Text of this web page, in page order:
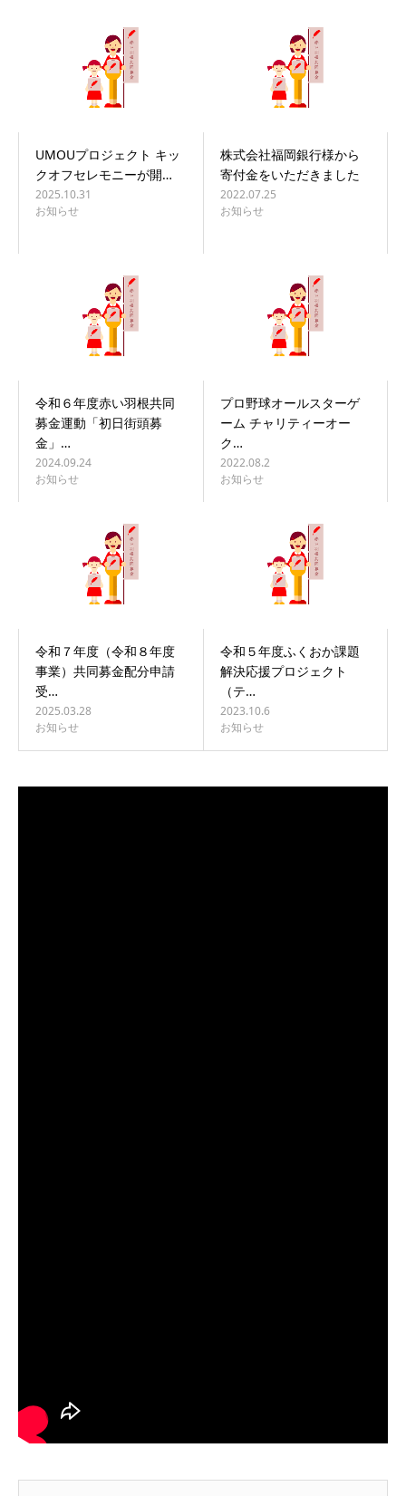
UMOUプロジェクト キッ
クオフセレモニーが開…
2025.10.31
お知らせ
株式会社福岡銀行様から
寄付金をいただきました
2022.07.25
お知らせ
令和６年度赤い羽根共同
募金運動「初日街頭募
金」…
2024.09.24
お知らせ
プロ野球オールスターゲ
ーム チャリティーオー
ク…
2022.08.2
お知らせ
令和７年度（令和８年度
事業）共同募金配分申請
受…
2025.03.28
お知らせ
令和５年度ふくおか課題
解決応援プロジェクト
（テ…
2023.10.6
お知らせ